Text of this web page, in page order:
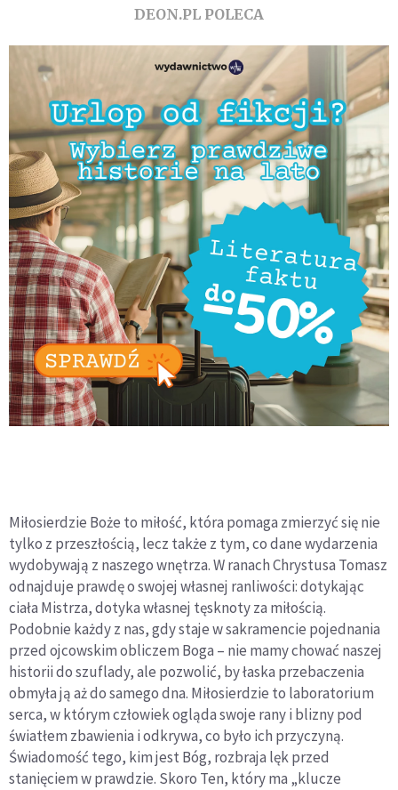
DEON.PL POLECA
Miłosierdzie Boże to miłość, która pomaga zmierzyć się nie
tylko z przeszłością, lecz także z tym, co dane wydarzenia
wydobywają z naszego wnętrza. W ranach Chrystusa Tomasz
odnajduje prawdę o swojej własnej ranliwości: dotykając
ciała Mistrza, dotyka własnej tęsknoty za miłością.
Podobnie każdy z nas, gdy staje w sakramencie pojednania
przed ojcowskim obliczem Boga – nie mamy chować naszej
historii do szuflady, ale pozwolić, by łaska przebaczenia
obmyła ją aż do samego dna. Miłosierdzie to laboratorium
serca, w którym człowiek ogląda swoje rany i blizny pod
światłem zbawienia i odkrywa, co było ich przyczyną.
Świadomość tego, kim jest Bóg, rozbraja lęk przed
stanięciem w prawdzie. Skoro Ten, który ma „klucze